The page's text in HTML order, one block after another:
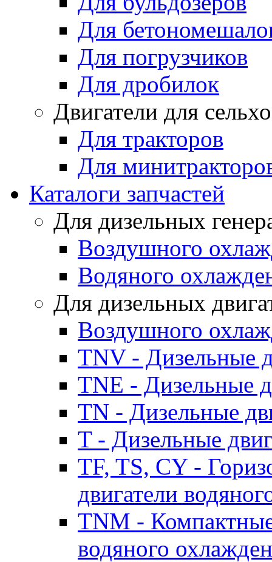
Для
Для погрузчиков
Для дробилок
Двигатели для
Для тракторов
Для
Каталоги запчастей
Для дизельных
Воздушного
Водяного
Для дизельных
Воздушного
TNV - Дизельные
TNE - Дизельные
TN - Дизельные
T - Дизельные
TF, TS, CY -
двигатели
TNM -
водяного